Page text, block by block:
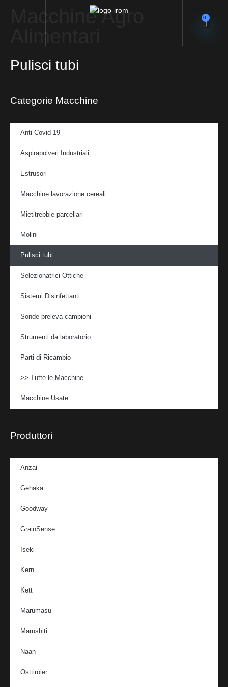
0
Macchine Agro
Pulisci tubi
Categorie Macchine
Anti Covid-19
Aspirapolveri Industriali
Estrusori
Macchine lavorazione cereali
Mietitrebbie parcellari
Molini
Pulisci tubi
Selezionatrici Ottiche
Sistemi Disinfettanti
Sonde preleva campioni
Strumenti da laboratorio
Parti di Ricambio
>> Tutte le Macchine
Macchine Usate
Produttori
Anzai
Gehaka
Goodway
GrainSense
Iseki
Kern
Kett
Marumasu
Marushiti
Naan
Osttiroler